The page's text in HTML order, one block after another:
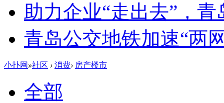
助力企业“走出去”，
青岛公交地铁加速“两
小扑网 »社区 › 消费› 房产楼市
全部